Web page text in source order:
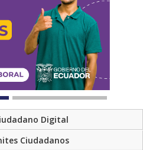
Digital
Ciudadanos